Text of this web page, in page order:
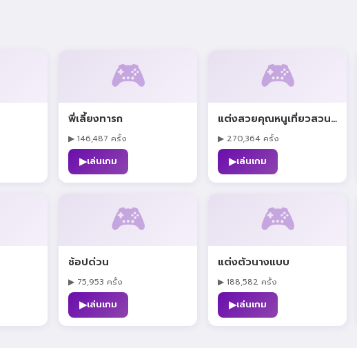
🎮
พี่เลี้ยงทารก
▶ 146,487 ครั้ง
▶เล่นเกม
🎮
แต่งสวยคุณหนูเที่ยวสวนสนุก
▶ 270,364 ครั้ง
▶เล่นเกม
🎮
ช้อปด่วน
▶ 75,953 ครั้ง
▶เล่นเกม
🎮
แต่งตัวนางแบบ
▶ 188,582 ครั้ง
▶เล่นเกม